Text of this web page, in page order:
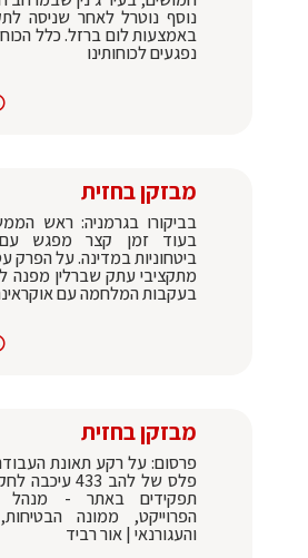
נוסף נוטרל לאחר שניסה
באמצעות לום ברזל. כלל
נפגעים לכוחותינו
מבזקן בחזית
בביקורו בגרמניה: ראש
בעוד זמן קצר מפגש
ביטחוניות במדינה. על הפרק
מתקציבי עתק שברלין מפנה
בעקבות המלחמה עם
מבזקן בחזית
פרסום: על רקע תאונת
פלס של להב 433
תפקידים באתר - מנהל
הפרוייקט, ממונה
והעגורנאי | אור רביד